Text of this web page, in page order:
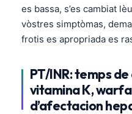
es bassa, s’es cambiat
vòstres simptòmas,
frotis es apropriada es
PT/INR: temps
vitamina K,
d’afectacion